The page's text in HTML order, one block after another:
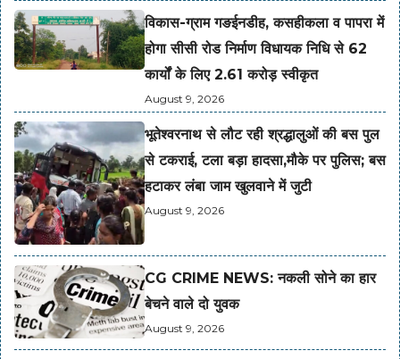
विकास-ग्राम गङईनडीह, कसहीकला व पापरा में
होगा सीसी रोड निर्माण विधायक निधि से 62
कार्यों के लिए 2.61 करोड़ स्वीकृत
August 9, 2026
भूतेश्वरनाथ से लौट रही श्रद्धालुओं की बस पुल
से टकराई, टला बड़ा हादसा,मौके पर पुलिस; बस
हटाकर लंबा जाम खुलवाने में जुटी
August 9, 2026
CG CRIME NEWS: नकली सोने का हार
बेचने वाले दो युवक
August 9, 2026